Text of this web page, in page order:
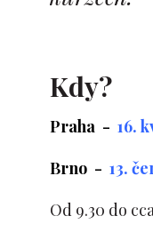
Kdy?
Praha - 16.
Brno - 13.
Od 9.30 do